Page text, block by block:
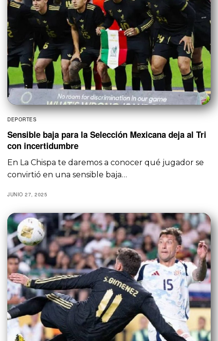
DEPORTES
Sensible baja para la Selección Mexicana deja al Tri
con incertidumbre
En La Chispa te daremos a conocer qué jugador se
convirtió en una sensible baja…
JUNIO 27, 2025